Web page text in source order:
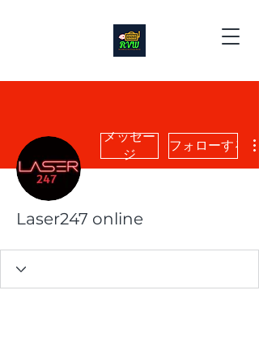
メッセー
ジ
フォローする
Laser247 online